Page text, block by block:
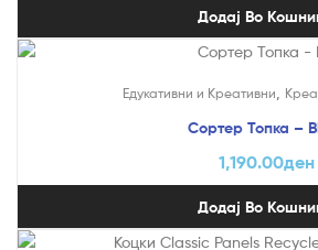
Додај Во
Едукативни и Креативни
Сортер Топка –
1,190.00ден
Додај Во